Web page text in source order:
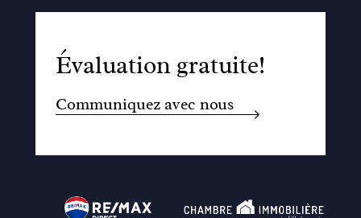
Évaluation gratuite!
Communiquez avec nous